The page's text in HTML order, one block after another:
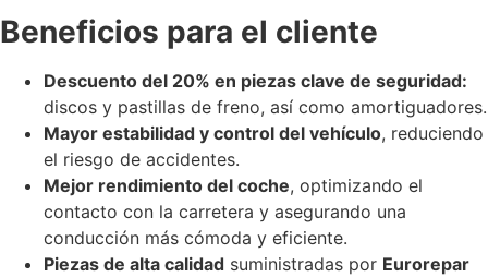
Beneficios para el cliente
Descuento del 20% en piezas clave de seguridad:
discos y pastillas de freno, así como amortiguadores.
Mayor estabilidad y control del vehículo, reduciendo
el riesgo de accidentes.
Mejor rendimiento del coche, optimizando el
contacto con la carretera y asegurando una
conducción más cómoda y eficiente.
Piezas de alta calidad suministradas por Eurorepar